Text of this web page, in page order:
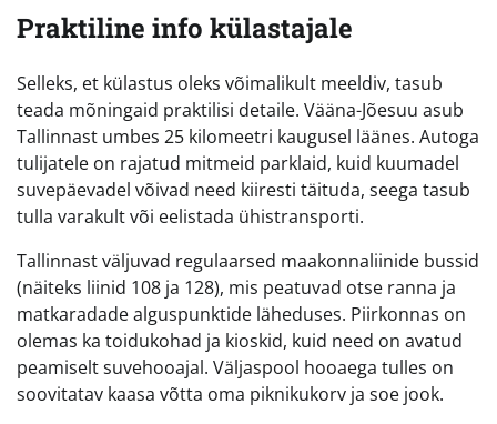
Praktiline info külastajale
Selleks, et külastus oleks võimalikult meeldiv, tasub
teada mõningaid praktilisi detaile. Vääna-Jõesuu asub
Tallinnast umbes 25 kilomeetri kaugusel läänes. Autoga
tulijatele on rajatud mitmeid parklaid, kuid kuumadel
suvepäevadel võivad need kiiresti täituda, seega tasub
tulla varakult või eelistada ühistransporti.
Tallinnast väljuvad regulaarsed maakonnaliinide bussid
(näiteks liinid 108 ja 128), mis peatuvad otse ranna ja
matkaradade alguspunktide läheduses. Piirkonnas on
olemas ka toidukohad ja kioskid, kuid need on avatud
peamiselt suvehooajal. Väljaspool hooaega tulles on
soovitatav kaasa võtta oma piknikukorv ja soe jook.